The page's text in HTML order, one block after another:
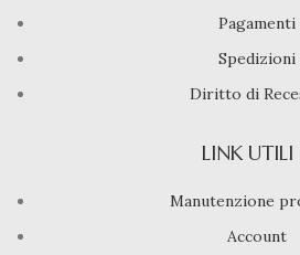
Pagamenti
Spedizioni
Diritto di
LINK UTILI
Manutenzione
Account